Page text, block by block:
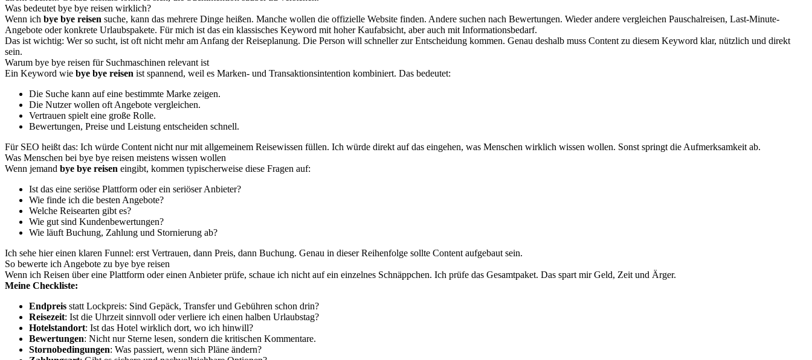
Was bedeutet bye bye reisen wirklich?
Wenn ich bye bye reisen suche, kann das mehrere Dinge heißen. Manche wollen die offizielle Website finden. Andere suchen nach Bewertungen. Wieder andere vergleichen Pauschalreisen, Last-Minute-
Angebote oder konkrete Urlaubspakete. Für mich ist das ein klassisches Keyword mit hoher Kaufabsicht, aber auch mit Informationsbedarf.
Das ist wichtig: Wer so sucht, ist oft nicht mehr am Anfang der Reiseplanung. Die Person will schneller zur Entscheidung kommen. Genau deshalb muss Content zu diesem Keyword klar, nützlich und direkt
sein.
Warum bye bye reisen für Suchmaschinen relevant ist
Ein Keyword wie bye bye reisen ist spannend, weil es Marken- und Transaktionsintention kombiniert. Das bedeutet:
Die Suche kann auf eine bestimmte Marke zeigen.
Die Nutzer wollen oft Angebote vergleichen.
Vertrauen spielt eine große Rolle.
Bewertungen, Preise und Leistung entscheiden schnell.
Für SEO heißt das: Ich würde Content nicht nur mit allgemeinem Reisewissen füllen. Ich würde direkt auf das eingehen, was Menschen wirklich wissen wollen. Sonst springt die Aufmerksamkeit ab.
Was Menschen bei bye bye reisen meistens wissen wollen
Wenn jemand bye bye reisen eingibt, kommen typischerweise diese Fragen auf:
Ist das eine seriöse Plattform oder ein seriöser Anbieter?
Wie finde ich die besten Angebote?
Welche Reisearten gibt es?
Wie gut sind Kundenbewertungen?
Wie läuft Buchung, Zahlung und Stornierung ab?
Ich sehe hier einen klaren Funnel: erst Vertrauen, dann Preis, dann Buchung. Genau in dieser Reihenfolge sollte Content aufgebaut sein.
So bewerte ich Angebote zu bye bye reisen
Wenn ich Reisen über eine Plattform oder einen Anbieter prüfe, schaue ich nicht auf ein einzelnes Schnäppchen. Ich prüfe das Gesamtpaket. Das spart mir Geld, Zeit und Ärger.
Meine Checkliste:
Endpreis statt Lockpreis: Sind Gepäck, Transfer und Gebühren schon drin?
Reisezeit: Ist die Uhrzeit sinnvoll oder verliere ich einen halben Urlaubstag?
Hotelstandort: Ist das Hotel wirklich dort, wo ich hinwill?
Bewertungen: Nicht nur Sterne lesen, sondern die kritischen Kommentare.
Stornobedingungen: Was passiert, wenn sich Pläne ändern?